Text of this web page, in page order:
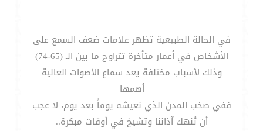
في الحالة الطبيعية تظهر علامات ضعف السمع على
الأشخاص في أعمار متأخرة تتراوح ما بين الـ (65-74)
وذلك لأسباب مختلفة يعد سماع الأصوات العالية
أهمها
ففي صخب المدن الذي نعيشه يوماً بعد يوم، لا عجب
أن تُنهك آذاننا وتشيخ في أوقات مبكرة..